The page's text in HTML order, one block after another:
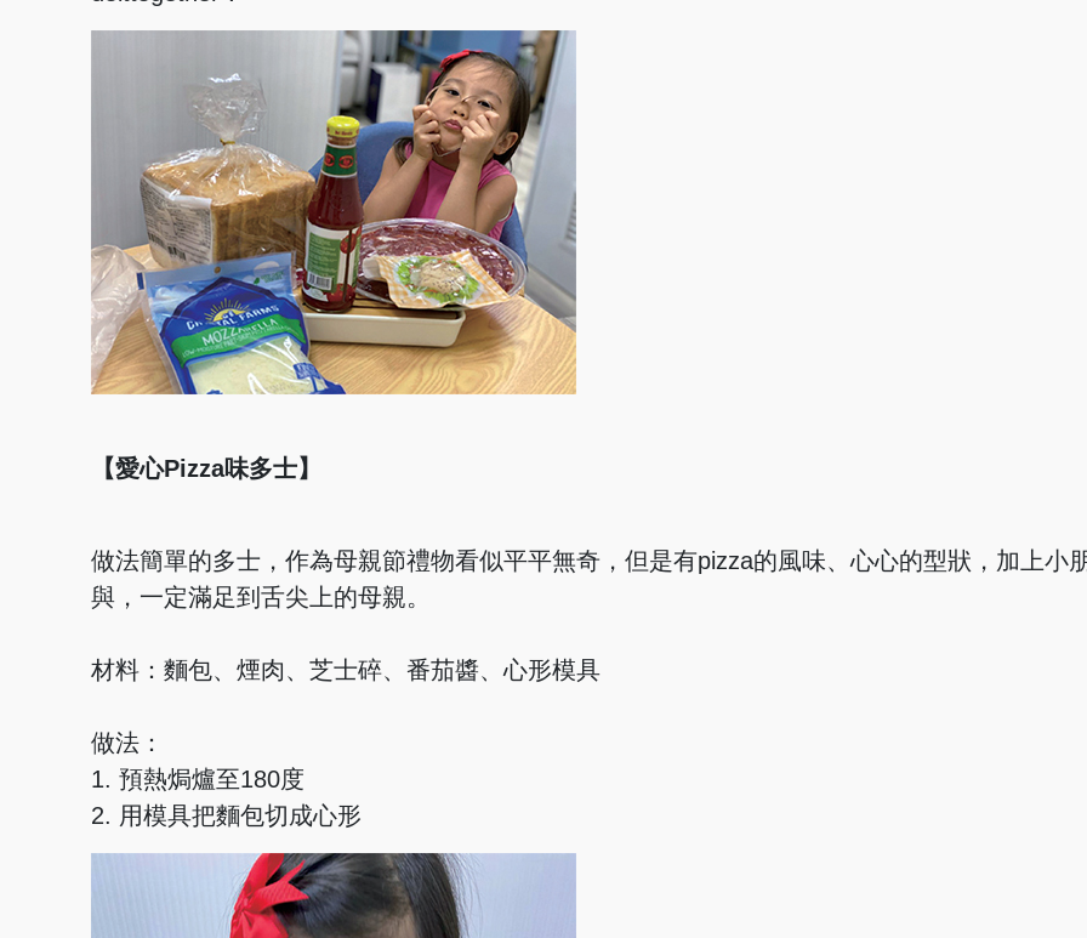
【愛心Pizza味多士】
做法簡單的多士，作為母親節禮物看似平平無奇，但是有pizza的風味、心心的型狀，加上小
與，一定滿足到舌尖上的母親。
材料：麵包、煙肉、芝士碎、番茄醬、心形模具
做法：
1. 預熱焗爐至180度
2. 用模具把麵包切成心形